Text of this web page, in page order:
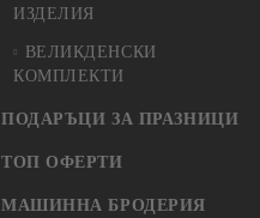
ИЗДЕЛИЯ
ВЕЛИКДЕНСКИ
КОМПЛЕКТИ
ПОДАРЪЦИ ЗА ПРАЗНИЦИ
ТОП ОФЕРТИ
МАШИННА БРОДЕРИЯ